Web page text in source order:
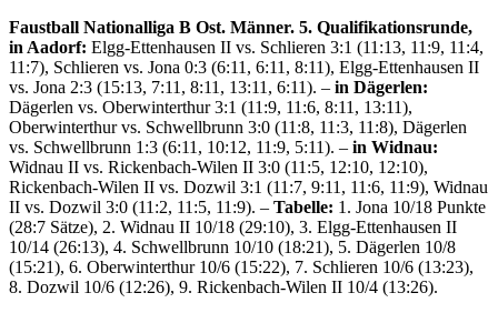
Faustball Nationalliga B Ost. Männer. 5. Qualifikationsrunde,
in Aadorf: Elgg-Ettenhausen II vs. Schlieren 3:1 (11:13, 11:9, 11:4,
11:7), Schlieren vs. Jona 0:3 (6:11, 6:11, 8:11), Elgg-Ettenhausen II
vs. Jona 2:3 (15:13, 7:11, 8:11, 13:11, 6:11). – in Dägerlen:
Dägerlen vs. Oberwinterthur 3:1 (11:9, 11:6, 8:11, 13:11),
Oberwinterthur vs. Schwellbrunn 3:0 (11:8, 11:3, 11:8), Dägerlen
vs. Schwellbrunn 1:3 (6:11, 10:12, 11:9, 5:11). – in Widnau:
Widnau II vs. Rickenbach-Wilen II 3:0 (11:5, 12:10, 12:10),
Rickenbach-Wilen II vs. Dozwil 3:1 (11:7, 9:11, 11:6, 11:9), Widnau
II vs. Dozwil 3:0 (11:2, 11:5, 11:9). – Tabelle: 1. Jona 10/18 Punkte
(28:7 Sätze), 2. Widnau II 10/18 (29:10), 3. Elgg-Ettenhausen II
10/14 (26:13), 4. Schwellbrunn 10/10 (18:21), 5. Dägerlen 10/8
(15:21), 6. Oberwinterthur 10/6 (15:22), 7. Schlieren 10/6 (13:23),
8. Dozwil 10/6 (12:26), 9. Rickenbach-Wilen II 10/4 (13:26).